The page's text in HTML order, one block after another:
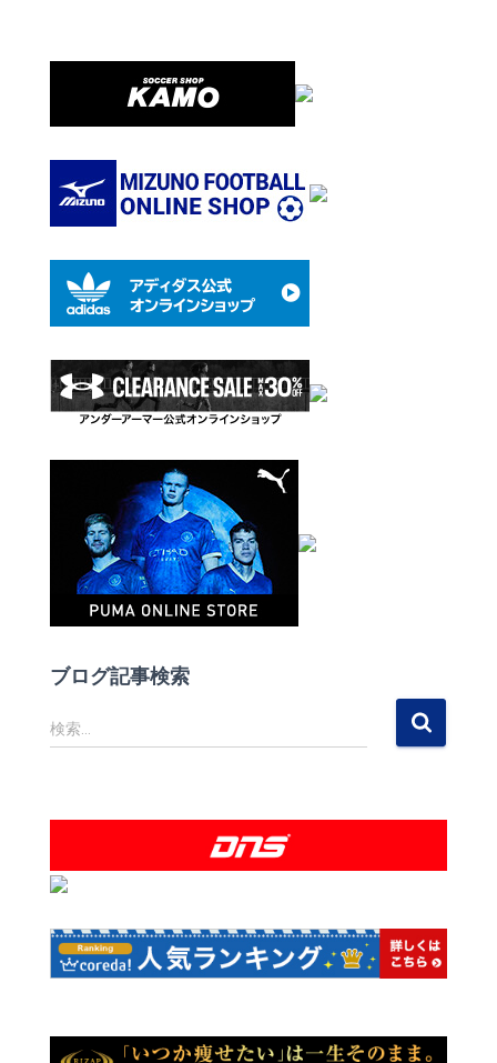
ブログ記事検索
検
索
検索…